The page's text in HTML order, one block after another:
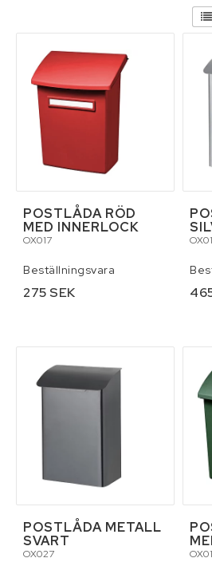
fästelement
Kemikalier
Kläder
Lyft och surrning
Maskin och traktortillbehör
Maskin- och
Reservdelar för traktor
Skottkärror, vagnar och
Skydd och säkerhet
Släpvagnar och tillbehör
POSTLÅDA RÖD
MED INNERLOCK
OX017
Beställningsvara
275 SEK
POSTLÅDA METALL
SVART
OX027